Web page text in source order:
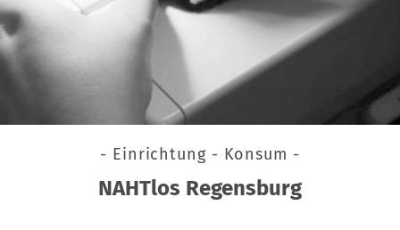
- Einrichtung - Konsum -
NAHTlos Regensburg